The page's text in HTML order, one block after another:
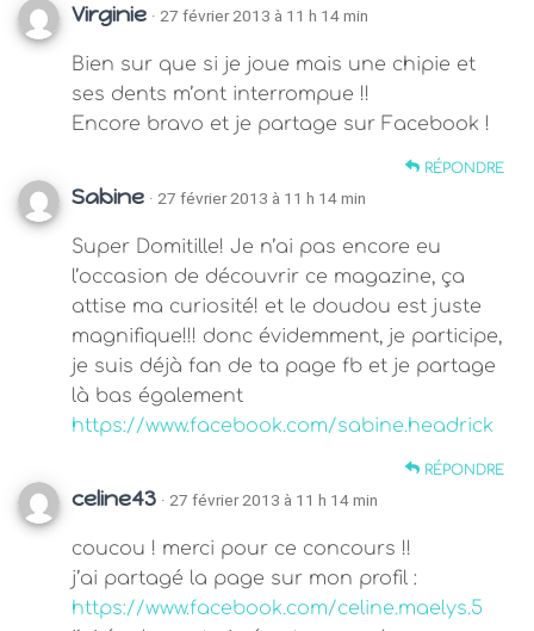
Virginie · 27 février 2013 à 11 h 14 min
Bien sur que si je joue mais une chipie et
ses dents m’ont interrompue !!
Encore bravo et je partage sur Facebook !
RÉPONDRE
Sabine · 27 février 2013 à 11 h 14 min
Super Domitille! Je n’ai pas encore eu
l’occasion de découvrir ce magazine, ça
attise ma curiosité! et le doudou est juste
magnifique!!! donc évidemment, je participe,
je suis déjà fan de ta page fb et je partage
là bas également
https://www.facebook.com/sabine.headrick
RÉPONDRE
celine43 · 27 février 2013 à 11 h 14 min
coucou ! merci pour ce concours !!
j’ai partagé la page sur mon profil :
https://www.facebook.com/celine.maelys.5